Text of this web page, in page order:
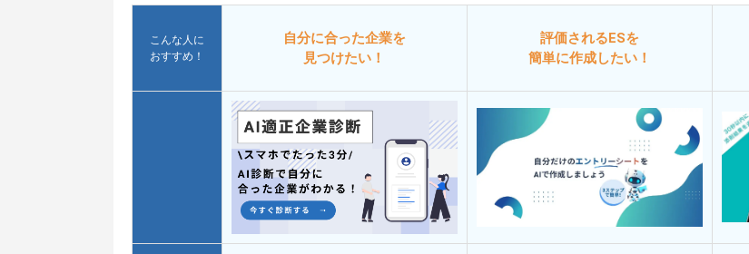
こんな人に
おすすめ！
自分に合った企業を
見つけたい！
評価されるESを
簡単に作成したい！